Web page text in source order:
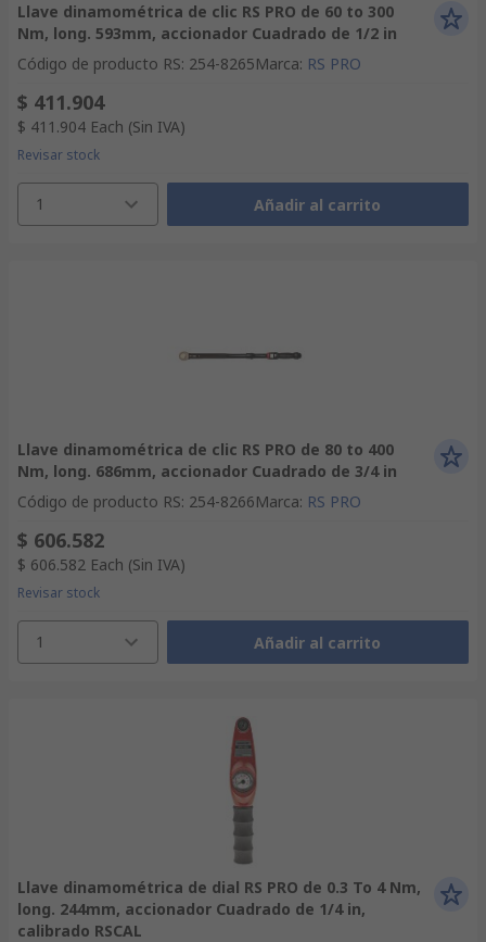
Llave dinamométrica de clic RS PRO de 60 to 300
Nm, long. 593mm, accionador Cuadrado de 1/2 in
Código de producto RS: 254-8265Marca: RS PRO
$ 411.904
$ 411.904 Each (Sin IVA)
Revisar stock
1 Añadir al carrito
Llave dinamométrica de clic RS PRO de 80 to 400
Nm, long. 686mm, accionador Cuadrado de 3/4 in
Código de producto RS: 254-8266Marca: RS PRO
$ 606.582
$ 606.582 Each (Sin IVA)
Revisar stock
1 Añadir al carrito
Llave dinamométrica de dial RS PRO de 0.3 To 4 Nm,
long. 244mm, accionador Cuadrado de 1/4 in,
calibrado RSCAL